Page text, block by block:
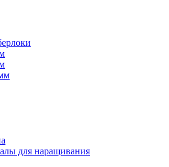
для наращивания